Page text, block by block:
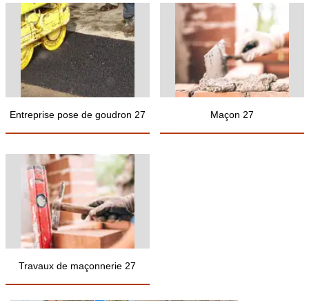
Entreprise pose de goudron 27 Maçon 27
Travaux de maçonnerie 27